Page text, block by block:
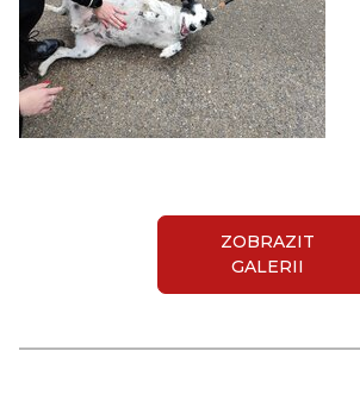
ZOBRAZIT
GALERII